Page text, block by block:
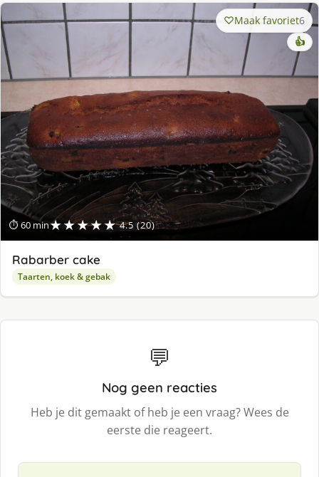
⏱ 60 min★★★★★ 4.5 (20)
Maak favoriet6
👍
Rabarber cake
Taarten, koek & gebak
💬
Nog geen reacties
Heb je dit gemaakt of heb je een vraag? Wees de
eerste die reageert.